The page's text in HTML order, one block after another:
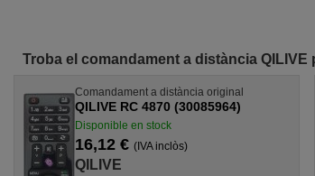
Troba el comandament a distància QILIVE
Comandament a distància original
QILIVE RC 4870 (30085964)
Disponible en stock
16,12 € (IVA inclòs)
QILIVE